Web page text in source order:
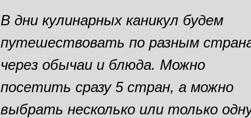
В дни кулинарных каникул будем
путешествовать по разным
через обычаи и блюда. Можно
посетить сразу 5 стран, а можно
выбрать несколько или только